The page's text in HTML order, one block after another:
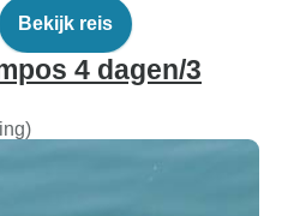
Bekijk reis
4 dagen/3